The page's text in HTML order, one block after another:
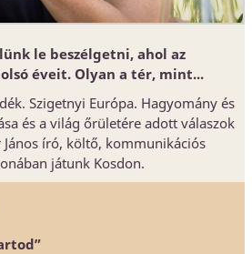
le beszélgetni, ahol az
éveit. Olyan a tér, mint...
Szigetnyi Európa. Hagyomány és
és a világ őrületére adott válaszok
író, költő, kommunikációs
játunk Kosdon.